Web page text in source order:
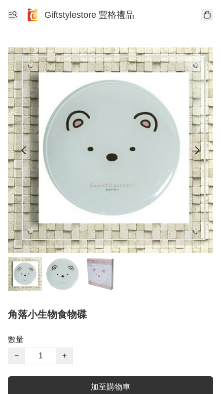
Giftstylestore 豐格禮品
角落小生物食物碟
數量
−
+
加至購物車